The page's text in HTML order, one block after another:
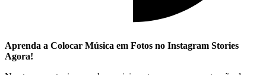
Aprenda a Colocar‌ Música em Fotos no Instagram ⁣Stories
Agora!